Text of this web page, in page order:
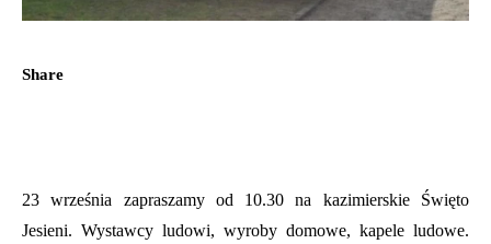
Share
23 września zapraszamy od 10.30 na kazimierskie Święto
Jesieni. Wystawcy ludowi, wyroby domowe, kapele ludowe.